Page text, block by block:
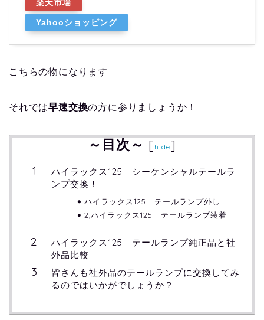
楽天市場
Yahooショッピング
こちらの物になります
それでは早速交換の方に参りましょうか！
～目次～ [ hide]
ハイラックス125 シーケンシャルテールラ
ンプ交換！
ハイラックス125 テールランプ外し
2,ハイラックス125 テールランプ装着
ハイラックス125 テールランプ純正品と社
外品比較
皆さんも社外品のテールランプに交換してみ
るのではいかがでしょうか？